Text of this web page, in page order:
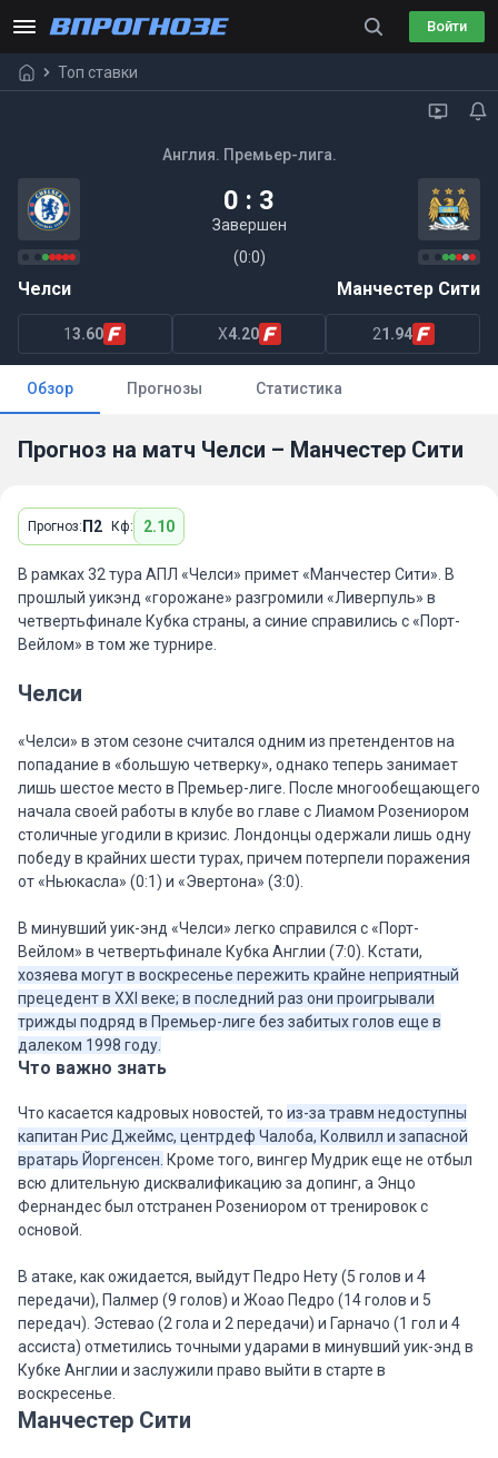
Войти
Топ ставки
Англия. Премьер-лига.
0 : 3
Завершен
(0:0)
Челси Манчестер Сити
13.60 X4.20 21.94
Обзор Прогнозы Статистика
Прогноз на матч Челси – Манчестер Сити
Прогноз: П2 Кф: 2.10
В рамках 32 тура АПЛ «Челси» примет «Манчестер Сити». В
прошлый уикэнд «горожане» разгромили «Ливерпуль» в
четвертьфинале Кубка страны, а синие справились с «Порт-
Вейлом» в том же турнире.
Челси
«Челси» в этом сезоне считался одним из претендентов на
попадание в «большую четверку», однако теперь занимает
лишь шестое место в Премьер-лиге. После многообещающего
начала своей работы в клубе во главе с Лиамом Розениором
столичные угодили в кризис. Лондонцы одержали лишь одну
победу в крайних шести турах, причем потерпели поражения
от «Ньюкасла» (0:1) и «Эвертона» (3:0).
В минувший уик-энд «Челси» легко справился с «Порт-
Вейлом» в четвертьфинале Кубка Англии (7:0). Кстати,
хозяева могут в воскресенье пережить крайне неприятный
прецедент в XXI веке; в последний раз они проигрывали
трижды подряд в Премьер-лиге без забитых голов еще в
далеком 1998 году.
Что важно знать
Что касается кадровых новостей, то из-за травм недоступны
капитан Рис Джеймс, центрдеф Чалоба, Колвилл и запасной
вратарь Йоргенсен. Кроме того, вингер Мудрик еще не отбыл
всю длительную дисквалификацию за допинг, а Энцо
Фернандес был отстранен Розениором от тренировок с
основой.
В атаке, как ожидается, выйдут Педро Нету (5 голов и 4
передачи), Палмер (9 голов) и Жоао Педро (14 голов и 5
передач). Эстевао (2 гола и 2 передачи) и Гарначо (1 гол и 4
ассиста) отметились точными ударами в минувший уик-энд в
Кубке Англии и заслужили право выйти в старте в
воскресенье.
Манчестер Сити